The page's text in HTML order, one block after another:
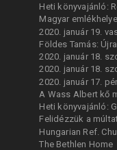
Heti könyvajánló:
Magyar
2020. január 19.
Földes Tamás:
2020. január 18.
2020. január 18.
2020. január 17.
A Wass Albert kő
Heti könyvajánló:
Felidézzük a
Hungarian Ref.
The Bethlen Home